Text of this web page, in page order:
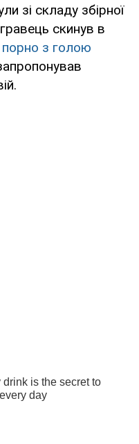
зі складу збірної
скинув в
порно з голою